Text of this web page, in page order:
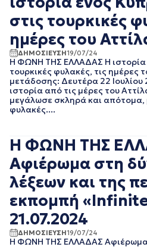
ΙΑΝΟΥΑΡΙΟΣ
ΔΕΚΕΜΒΡΙΟΣ
ΝΟΕΜΒΡΙΟΣ
ΟΚΤΩΒΡΙΟΣ
ΑΥΓΟΥΣΤΟΣ
ΙΟΥΛΙΟΣ 2019
ΙΟΥΝΙΟΣ 2019
ΙΑΝΟΥΑΡΙΟΣ
ΔΕΚΕΜΒΡΙΟΣ
ΝΟΕΜΒΡΙΟΣ
ΟΚΤΩΒΡΙΟΣ
ΣΕΠΤΕΜΒΡΙΟΣ
στις τουρκικές
ημέρες του
ΔΗΜΟΣΙΕΥΣΗ19/07/24
Η ΦΩΝΗ ΤΗΣ ΕΛΛΑΔΑΣ Η ιστορία
τουρκικές φυλακές, τις ημέρες
μετάδοσης: Δευτέρα 22 Ιουλίου
ιστορία από τις μέρες του
μεγάλωσε σκληρά και απότομα,
φυλακές....
Η ΦΩΝΗ ΤΗΣ
Αφιέρωμα στη
λέξεων και της
εκπομπή
21.07.2024
ΔΗΜΟΣΙΕΥΣΗ19/07/24
Η ΦΩΝΗ ΤΗΣ ΕΛΛΑΔΑΣ Αφιέρωμα